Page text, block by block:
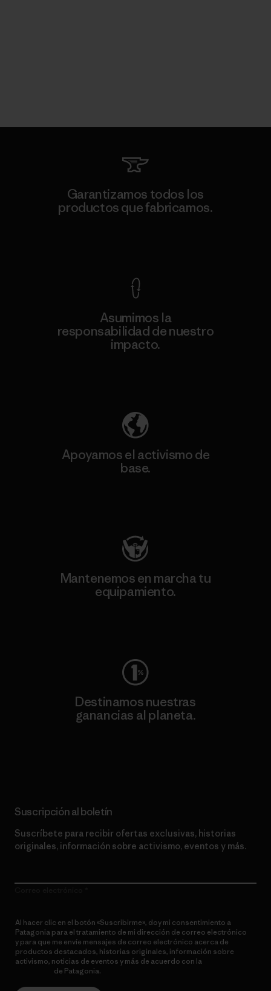
Garantizamos todos los
productos que fabricamos.
Asumimos la
responsabilidad de nuestro
impacto.
Apoyamos el activismo de
base.
Mantenemos en marcha tu
equipamiento.
Destinamos nuestras
ganancias al planeta.
Suscripción al boletín
Suscríbete para recibir ofertas exclusivas, historias
originales, información sobre activismo, eventos y más.
Al hacer clic en el botón «Suscribirme», doy mi consentimiento a
Patagonia para el tratamiento de mi dirección de correo electrónico
y para que me envíe mensajes de correo electrónico acerca de
productos destacados, historias originales, información sobre
activismo, noticias de eventos y más de acuerdo con la
de Patagonia.